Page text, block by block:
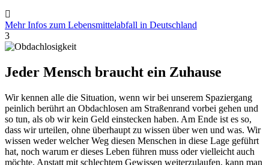
Mehr Infos zum Lebensmittelabfall in Deutschland
3
Jeder Mensch braucht ein Zuhause
Wir kennen alle die Situation, wenn wir bei unserem Spaziergang
peinlich berührt an Obdachlosen am Straßenrand vorbei gehen und
so tun, als ob wir kein Geld einstecken haben. Am Ende ist es so,
dass wir urteilen, ohne überhaupt zu wissen über wen und was. Wir
wissen weder welcher Weg diesen Menschen in diese Lage geführt
hat, noch warum er dieses Leben führen muss oder vielleicht auch
möchte. Anstatt mit schlechtem Gewissen weiterzulaufen, kann man